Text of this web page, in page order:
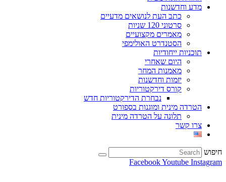
מדע וחדשנות
כתב העת לנושאים מדעיים
סרטוני 120 שניות
מאמרים מקצועיים
הסטנדרט האולימפי
תוכניות ייחודיות
היום שאחרי
מאמנות המחר
יזמות וחדשנות
קורס דירקטוריות
נבחרת הדירקטוריות חדש
הטרדה מינית ומוגנות בספורט
תלונה על הטרדה מינית
צרו קשר
חיפוש
FacebookYoutube Instagram